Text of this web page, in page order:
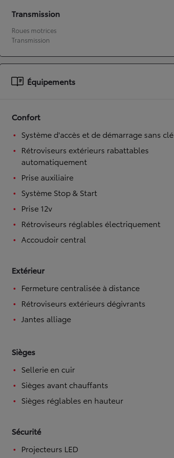
Nouvelle Yaris Cross
Disponible prochainement
Transmission
Roues motrices
Transmission
Équipements
Confort
Système d'accès et de démarrage sans clé
Rétroviseurs extérieurs rabattables
automatiquement
Prise auxiliaire
Système Stop & Start
Prise 12v
Rétroviseurs réglables électriquement
Accoudoir central
Extérieur
Fermeture centralisée à distance
Rétroviseurs extérieurs dégivrants
Jantes alliage
Sièges
Sellerie en cuir
Sièges avant chauffants
Sièges réglables en hauteur
Sécurité
Projecteurs LED